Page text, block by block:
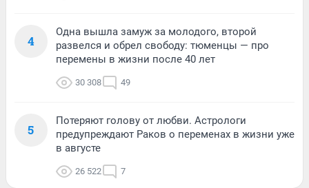
4
Одна вышла замуж за молодого, второй
развелся и обрел свободу: тюменцы — про
перемены в жизни после 40 лет
30 308 49
5
Потеряют голову от любви. Астрологи
предупреждают Раков о переменах в жизни уже
в августе
26 522 7